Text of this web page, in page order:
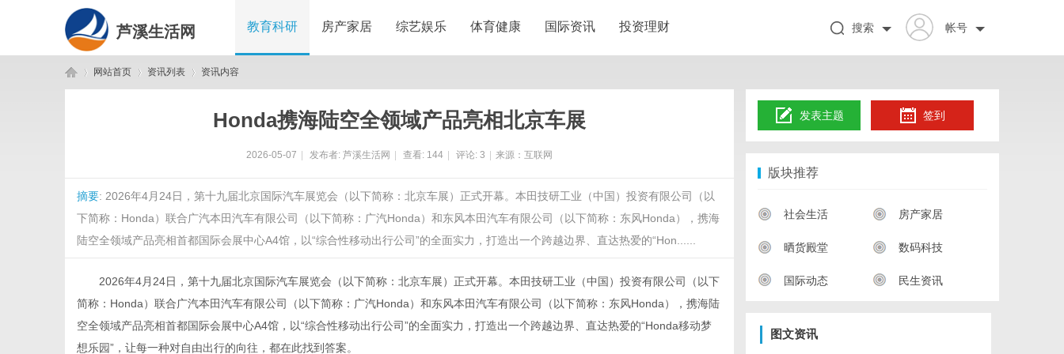
芦溪生活网 教育科研 房产家居 综艺娱乐 体育健康 国际资讯 投资理财 帐号
搜索
网站首页 资讯列表 资讯内容
Honda携海陆空全领域产品亮相北京车展
2026-05-07 发布者: 芦溪生活网 查看: 144 评论: 3 来源：互联网
摘要: 2026年4月24日，第十九届北京国际汽车展览会（以下简称：北京车展）正式开幕。本田技研工业（中国）投资有限公司（以
下简称：Honda）联合广汽本田汽车有限公司（以下简称：广汽Honda）和东风本田汽车有限公司（以下简称：东风Honda），携海
陆空全领域产品亮相首都国际会展中心A4馆，以“综合性移动出行公司”的全面实力，打造出一个跨越边界、直达热爱的“Hon......
2026年4月24日，第十九届北京国际汽车展览会（以下简称：北京车展）正式开幕。本田技研工业（中国）投资有限公司（以下
简称：Honda）联合广汽本田汽车有限公司（以下简称：广汽Honda）和东风本田汽车有限公司（以下简称：东风Honda），携海陆
空全领域产品亮相首都国际会展中心A4馆，以“综合性移动出行公司”的全面实力，打造出一个跨越边界、直达热爱的“Honda移动梦
想乐园”，让每一种对自由出行的向往，都在此找到答案。
发表主题 签到
版块推荐
社会生活 房产家居
晒货殿堂 数码科技
国际动态 民生资讯
图文资讯